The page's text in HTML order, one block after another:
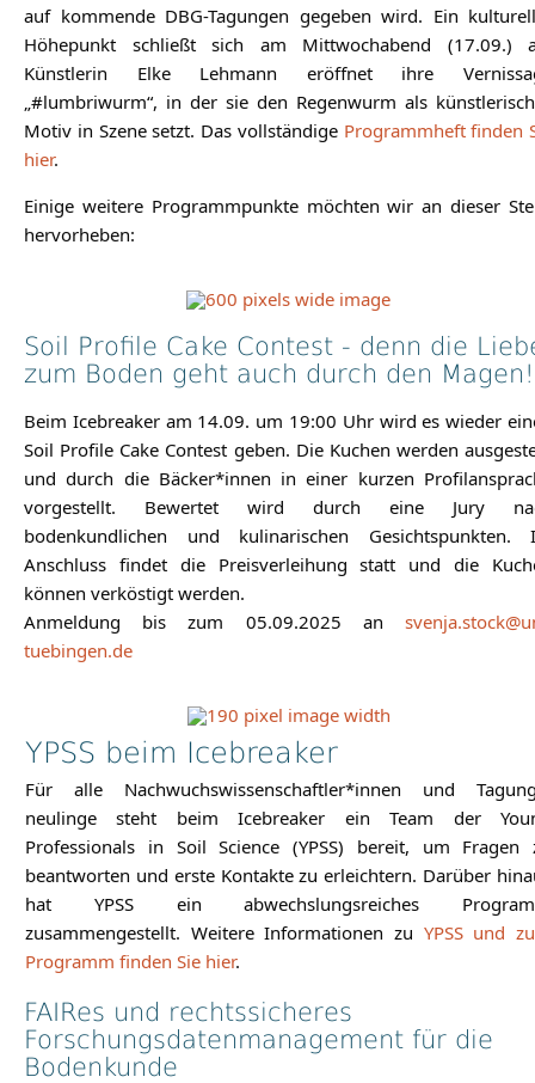
auf kommende DBG-Tagungen gegeben wird. Ein
Höhepunkt schließt sich am Mittwochabend (17.09.)
Künstlerin Elke Lehmann eröffnet ihre
„#lumbriwurm“, in der sie den Regenwurm als
Motiv in Szene setzt. Das vollständige Programmheft finden
hier.
Einige weitere Programmpunkte möchten wir an dieser
hervorheben:
Soil Profile Cake Contest - denn die
zum Boden geht auch durch den Magen!
Beim Icebreaker am 14.09. um 19:00 Uhr wird es wieder
Soil Profile Cake Contest geben. Die Kuchen werden
und durch die Bäcker*innen in einer kurzen
vorgestellt. Bewertet wird durch eine Jury
bodenkundlichen und kulinarischen Gesichtspunkten.
Anschluss findet die Preisverleihung statt und die
können verköstigt werden.
Anmeldung bis zum 05.09.2025 an
tuebingen.de
YPSS beim Icebreaker
Für alle Nachwuchswissenschaftler*innen und
neulinge steht beim Icebreaker ein Team der
Professionals in Soil Science (YPSS) bereit, um Fragen
beantworten und erste Kontakte zu erleichtern. Darüber
hat YPSS ein abwechslungsreiches
zusammengestellt. Weitere Informationen zu YPSS und
Programm finden Sie hier.
FAIRes und rechtssicheres
Forschungsdatenmanagement für die
Bodenkunde